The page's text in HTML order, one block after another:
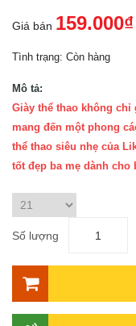
Giá bán 159.000₫
Tình trạng: Còn hàng
Mô tả:
Giày thể thao không
mang đến một phong
thể thao siêu nhẹ của
tốt đẹp ba mẹ dành cho
Số lượng